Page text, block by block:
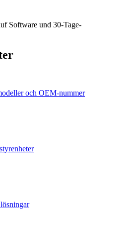
Software und 30-Tage-
och OEM-nummer